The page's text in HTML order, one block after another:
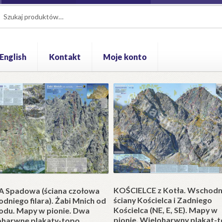
Kontakt Moje konto
Polityka prywatnościPomocRegulaminZamówienie
Spadowa (ściana czołowa
filara). Żabi Mnich od
Mapy w pionie. Dwa
KOŚCIELCE z Kotła.
ściany Kościelca i Zadniego
Kościelca (NE, E, SE). Mapy w
pionie. Wielobarwny plakat-